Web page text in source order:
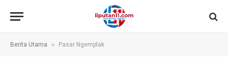
Berita Utama » Pasar Ngemplak